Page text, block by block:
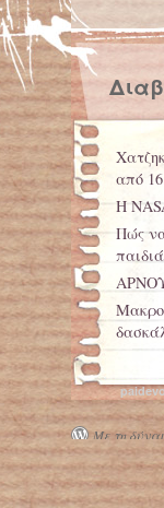
από
Η
Πώς
παιδιά
Με τη